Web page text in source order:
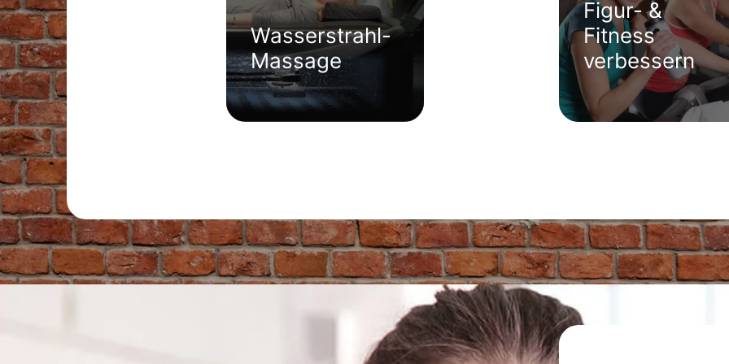
Wasserstrahl-
Massage
Figur- &
Fitness
verbessern
Rücken
stärken